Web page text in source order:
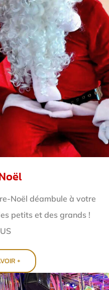
Noël déambule à votre
petits et des grands !
+